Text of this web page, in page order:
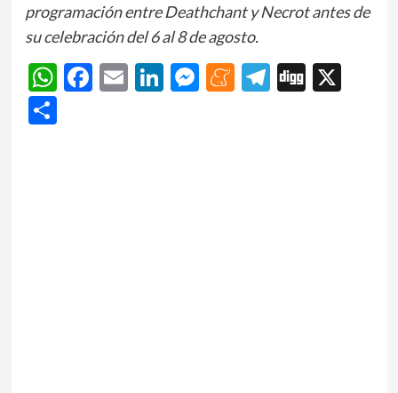
programación entre Deathchant y Necrot antes de
su celebración del 6 al 8 de agosto.
WhatsApp
Facebook
EmailLinkedIn
Messenger
Meneame
Telegram
Digg
X
Share